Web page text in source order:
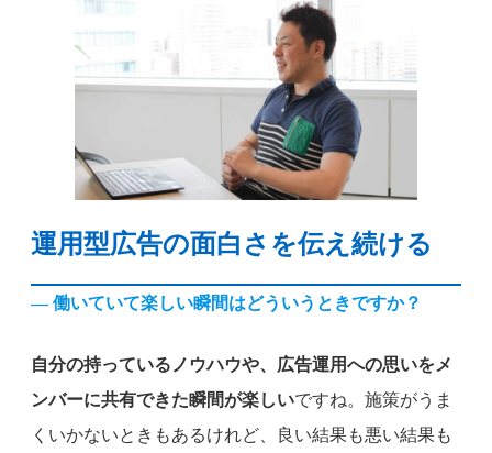
運用型広告の面白さを伝え続ける
— 働いていて楽しい瞬間はどういうときですか？
自分の持っているノウハウや、広告運用への思いをメ
ンバーに共有できた瞬間が楽しいですね。施策がうま
くいかないときもあるけれど、良い結果も悪い結果も